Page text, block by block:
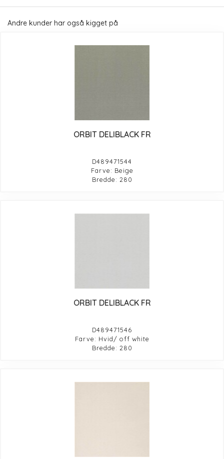
Andre kunder har også kigget på
ORBIT DELIBLACK FR
D489471544
Farve: Beige
Bredde: 280
ORBIT DELIBLACK FR
D489471546
Farve: Hvid/ off white
Bredde: 280